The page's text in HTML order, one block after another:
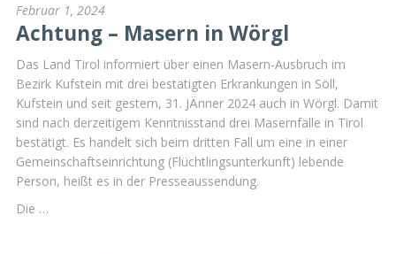
Februar 1, 2024
Achtung – Masern in Wörgl
Das Land Tirol informiert über einen Masern-Ausbruch im
Bezirk Kufstein mit drei bestätigten Erkrankungen in Söll,
Kufstein und seit gestern, 31. JÄnner 2024 auch in Wörgl. Damit
sind nach derzeitigem Kenntnisstand drei Masernfälle in Tirol
bestätigt. Es handelt sich beim dritten Fall um eine in einer
Gemeinschaftseinrichtung (Flüchtlingsunterkunft) lebende
Person, heißt es in der Presseaussendung.
Die …